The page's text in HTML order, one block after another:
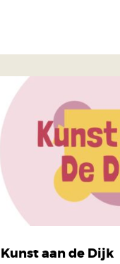
Kunst aan de Dijk